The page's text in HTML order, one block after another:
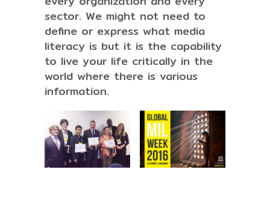
sector. We might not need to
define or express what media
literacy is but it is the capability
to live your life critically in the
world where there is various
information.